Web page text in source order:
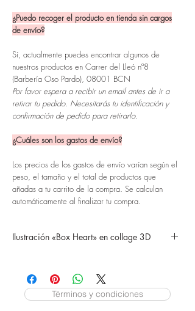
¿Puedo recoger el producto en tienda sin cargos
de envío?
Sí, actualmente puedes encontrar algunos de
nuestros productos en Carrer del Lleó nº8
(Barbería Oso Pardo), 08001 BCN
Por favor espera a recibir un email antes de ir a
retirar tu pedido. Necesitarás tu identificación y
confirmación de pedido para retirarlo.
¿Cuáles son los gastos de envío?
Los precios de los gastos de envío varían según el
peso, el tamaño y el total de productos que
añadas a tu carrito de la compra. Se calculan
automáticamente al finalizar tu compra.
Ilustración «Box Heart» en collage 3D
Enmarcadas (30x30cm) en tres planos
tridimensionales.
Las láminas están recortadas y montadas a mano.
Términos y condiciones